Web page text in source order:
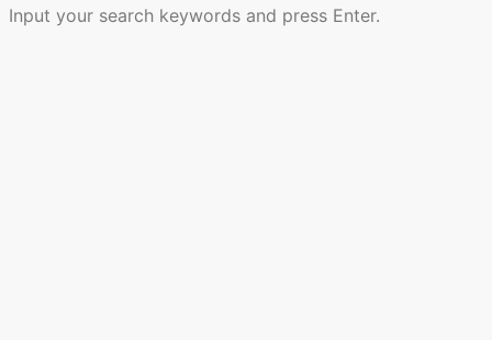
Input your search keywords and press Enter.